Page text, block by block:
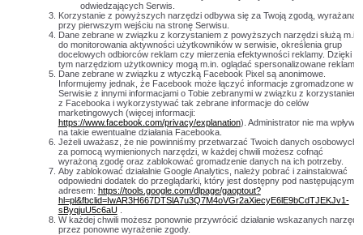
odwiedzających Serwis.
Korzystanie z powyższych narzędzi odbywa się za Twoją zgodą, wyrażaną
przy pierwszym wejściu na stronę Serwisu.
Dane zebrane w związku z korzystaniem z powyższych narzędzi służą m.in.
do monitorowania aktywności użytkowników w serwisie, określenia grup
docelowych odbiorców reklam czy mierzenia efektywności reklamy. Dzięki
tym narzędziom użytkownicy mogą m.in. oglądać spersonalizowane reklamy.
Dane zebrane w związku z wtyczką Facebook Pixel są anonimowe.
Informujemy jednak, że Facebook może łączyć informacje zgromadzone w
Serwisie z innymi informacjami o Tobie zebranymi w związku z korzystaniem
z Facebooka i wykorzystywać tak zebrane informacje do celów
marketingowych (więcej informacji:
https://www.facebook.com/privacy/explanation). Administrator nie ma wpływu
na takie ewentualne działania Facebooka.
Jeżeli uważasz, że nie powinniśmy przetwarzać Twoich danych osobowych
za pomocą wymienionych narzędzi, w każdej chwili możesz cofnąć
wyrażoną zgodę oraz zablokować gromadzenie danych na ich potrzeby.
Aby zablokować działalnie Google Analytics, należy pobrać i zainstalować
odpowiedni dodatek do przeglądarki, który jest dostępny pod następującym
adresem: https://tools.google.com/dlpage/gaoptout?
hl=pl&fbclid=IwAR3H667DTSlA7u3Q7M4oVGr2aXiecyE6lE9bCdTJEKJv1-
sByqjuU5c6aU.
W każdej chwili możesz ponownie przywrócić działanie wskazanych narzędzi
przez ponowne wyrażenie zgody.